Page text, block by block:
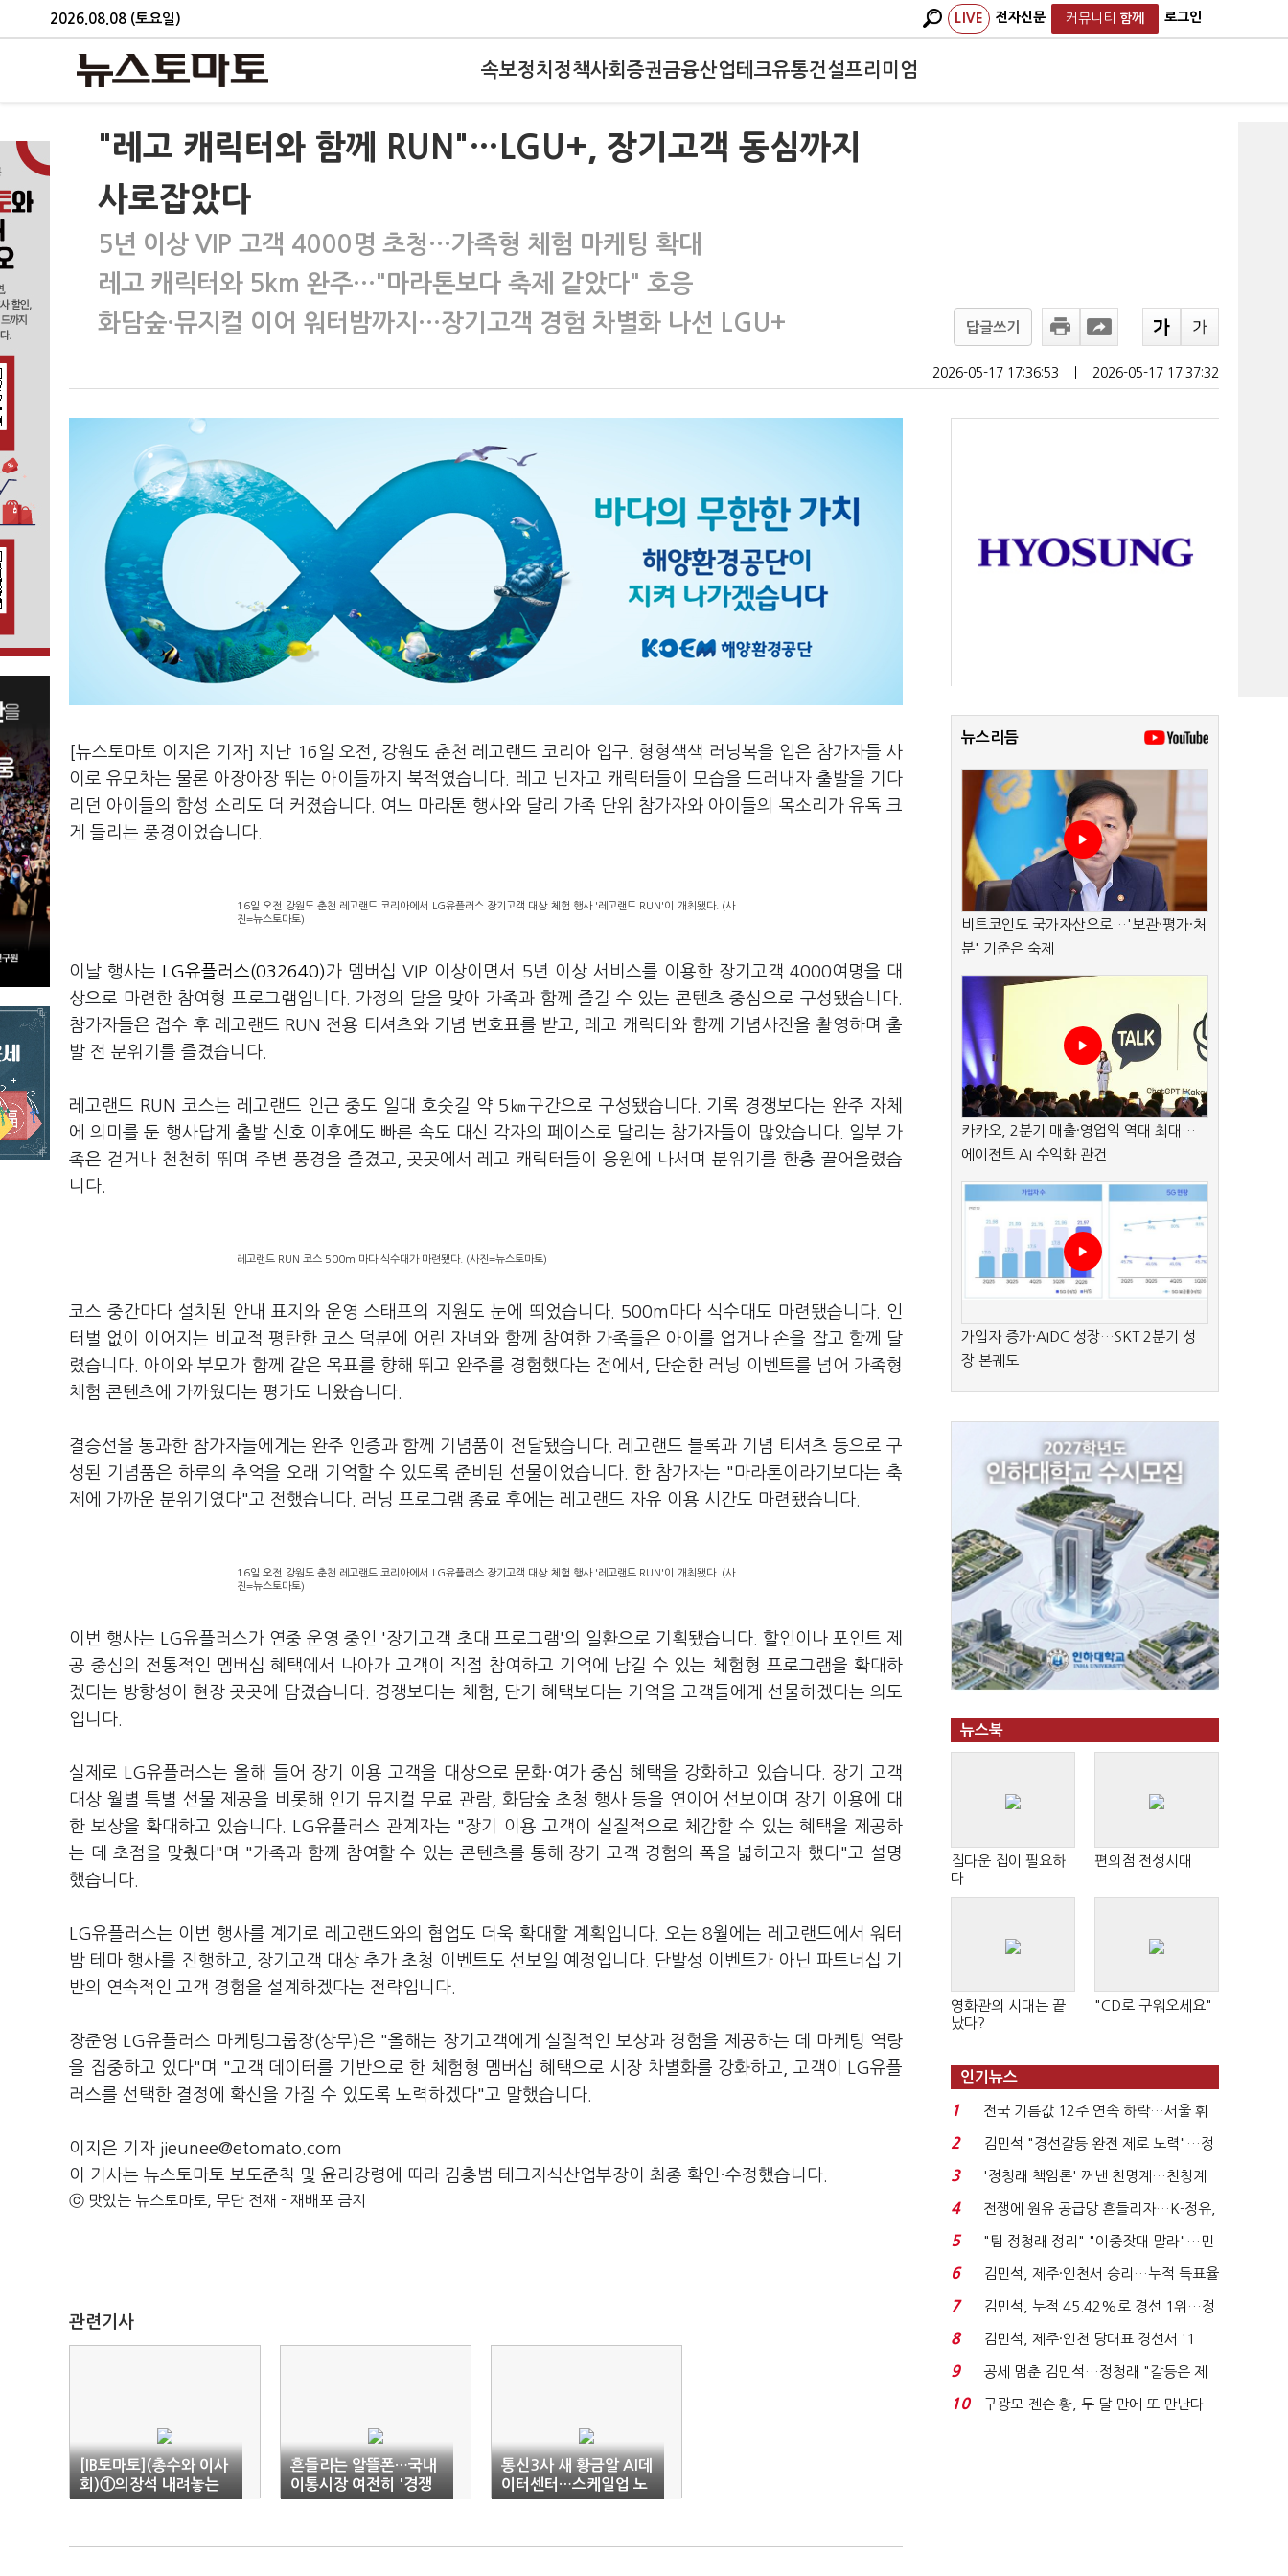
2026.08.08 (토요일) LIVE 전자신문 커뮤니티 함께 로그인
속보정치 정책사회 증권금융산업테크유통건설프리미엄
"레고 캐릭터와 함께 RUN"…LGU+, 장기고객 동심까지
사로잡았다
5년 이상 VIP 고객 4000명 초청…가족형 체험 마케팅 확대
레고 캐릭터와 5km 완주…"마라톤보다 축제 같았다" 호응
화담숲·뮤지컬 이어 워터밤까지…장기고객 경험 차별화 나선 LGU+
답글쓰기
2026-05-17 17:36:53 2026-05-17 17:37:32
[뉴스토마토 이지은 기자] 지난 16일 오전, 강원도 춘천 레고랜드 코리아 입구. 형형색색 러닝복을 입은 참가자들 사
이로 유모차는 물론 아장아장 뛰는 아이들까지 북적였습니다. 레고 닌자고 캐릭터들이 모습을 드러내자 출발을 기다
리던 아이들의 함성 소리도 더 커졌습니다. 여느 마라톤 행사와 달리 가족 단위 참가자와 아이들의 목소리가 유독 크
게 들리는 풍경이었습니다.
16일 오전 강원도 춘천 레고랜드 코리아에서 LG유플러스 장기고객 대상 체험 행사 '레고랜드 RUN'이 개최됐다. (사
진=뉴스토마토)
이날 행사는 LG유플러스(032640)가 멤버십 VIP 이상이면서 5년 이상 서비스를 이용한 장기고객 4000여명을 대
상으로 마련한 참여형 프로그램입니다. 가정의 달을 맞아 가족과 함께 즐길 수 있는 콘텐츠 중심으로 구성됐습니다.
참가자들은 접수 후 레고랜드 RUN 전용 티셔츠와 기념 번호표를 받고, 레고 캐릭터와 함께 기념사진을 촬영하며 출
발 전 분위기를 즐겼습니다.
레고랜드 RUN 코스는 레고랜드 인근 중도 일대 호숫길 약 5㎞구간으로 구성됐습니다. 기록 경쟁보다는 완주 자체
에 의미를 둔 행사답게 출발 신호 이후에도 빠른 속도 대신 각자의 페이스로 달리는 참가자들이 많았습니다. 일부 가
족은 걷거나 천천히 뛰며 주변 풍경을 즐겼고, 곳곳에서 레고 캐릭터들이 응원에 나서며 분위기를 한층 끌어올렸습
니다.
레고랜드 RUN 코스 500m 마다 식수대가 마련됐다. (사진=뉴스토마토)
코스 중간마다 설치된 안내 표지와 운영 스태프의 지원도 눈에 띄었습니다. 500m마다 식수대도 마련됐습니다. 인
터벌 없이 이어지는 비교적 평탄한 코스 덕분에 어린 자녀와 함께 참여한 가족들은 아이를 업거나 손을 잡고 함께 달
렸습니다. 아이와 부모가 함께 같은 목표를 향해 뛰고 완주를 경험했다는 점에서, 단순한 러닝 이벤트를 넘어 가족형
체험 콘텐츠에 가까웠다는 평가도 나왔습니다.
결승선을 통과한 참가자들에게는 완주 인증과 함께 기념품이 전달됐습니다. 레고랜드 블록과 기념 티셔츠 등으로 구
성된 기념품은 하루의 추억을 오래 기억할 수 있도록 준비된 선물이었습니다. 한 참가자는 "마라톤이라기보다는 축
제에 가까운 분위기였다"고 전했습니다. 러닝 프로그램 종료 후에는 레고랜드 자유 이용 시간도 마련됐습니다.
16일 오전 강원도 춘천 레고랜드 코리아에서 LG유플러스 장기고객 대상 체험 행사 '레고랜드 RUN'이 개최됐다. (사
진=뉴스토마토)
이번 행사는 LG유플러스가 연중 운영 중인 '장기고객 초대 프로그램'의 일환으로 기획됐습니다. 할인이나 포인트 제
공 중심의 전통적인 멤버십 혜택에서 나아가 고객이 직접 참여하고 기억에 남길 수 있는 체험형 프로그램을 확대하
겠다는 방향성이 현장 곳곳에 담겼습니다. 경쟁보다는 체험, 단기 혜택보다는 기억을 고객들에게 선물하겠다는 의도
입니다.
실제로 LG유플러스는 올해 들어 장기 이용 고객을 대상으로 문화·여가 중심 혜택을 강화하고 있습니다. 장기 고객
대상 월별 특별 선물 제공을 비롯해 인기 뮤지컬 무료 관람, 화담숲 초청 행사 등을 연이어 선보이며 장기 이용에 대
한 보상을 확대하고 있습니다. LG유플러스 관계자는 "장기 이용 고객이 실질적으로 체감할 수 있는 혜택을 제공하
는 데 초점을 맞췄다"며 "가족과 함께 참여할 수 있는 콘텐츠를 통해 장기 고객 경험의 폭을 넓히고자 했다"고 설명
했습니다.
LG유플러스는 이번 행사를 계기로 레고랜드와의 협업도 더욱 확대할 계획입니다. 오는 8월에는 레고랜드에서 워터
밤 테마 행사를 진행하고, 장기고객 대상 추가 초청 이벤트도 선보일 예정입니다. 단발성 이벤트가 아닌 파트너십 기
반의 연속적인 고객 경험을 설계하겠다는 전략입니다.
장준영 LG유플러스 마케팅그룹장(상무)은 "올해는 장기고객에게 실질적인 보상과 경험을 제공하는 데 마케팅 역량
을 집중하고 있다"며 "고객 데이터를 기반으로 한 체험형 멤버십 혜택으로 시장 차별화를 강화하고, 고객이 LG유플
러스를 선택한 결정에 확신을 가질 수 있도록 노력하겠다"고 말했습니다.
이지은 기자 jieunee@etomato.com
이 기사는 뉴스토마토 보도준칙 및 윤리강령에 따라 김충범 테크지식산업부장이 최종 확인·수정했습니다.
ⓒ 맛있는 뉴스토마토, 무단 전재 - 재배포 금지
관련기사
[IB토마토](총수와 이사
회)①의장석 내려놓는
오너들…사외이사 체제
흔들리는 알뜰폰…국내
이통시장 여전히 '경쟁
미흡'
통신3사 새 황금알 AI데
이터센터…스케일업 노
린다
뉴스리듬
비트코인도 국가자산으로…'보관·평가·처
분' 기준은 숙제
카카오, 2분기 매출·영업익 역대 최대…
에이전트 AI 수익화 관건
가입자 증가·AIDC 성장…SKT 2분기 성
장 본궤도
뉴스북
집다운 집이 필요하
다
편의점 전성시대
영화관의 시대는 끝
났다?
"CD로 구워오세요"
인기뉴스
1
전국 기름값 12주 연속 하락…서울 휘
발윳값 1909원...
2
김민석 "경선갈등 완전 제로 노력"…정
청래 "반명 공세 사...
3
'정청래 책임론' 꺼낸 친명계…친청계
는 추가투표 때리기...
4
전쟁에 원유 공급망 흔들리자…K-정유,
에너지안보 핵심...
5
"팀 정청래 정리" "이중잣대 말라"…민
주 최고위원 계파 다...
6
김민석, 제주·인천서 승리…누적 득표율
'1위 탈환'(종합)...
7
김민석, 누적 45.42%로 경선 1위…정
청래와 격차 0.86%p(...
8
김민석, 제주·인천 당대표 경선서 '1
위'(1보)...
9
공세 멈춘 김민석…정청래 "갈등은 제
가 수습"
10
구광모-젠슨 황, 두 달 만에 또 만난다…